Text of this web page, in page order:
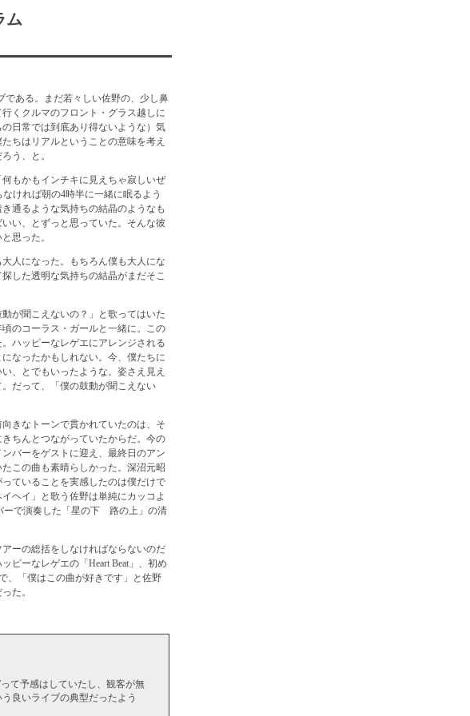
ム
である。まだ若々しい佐野の、少し鼻
くクルマのフロント・グラス越しに
日常では到底あり得ないような）気
ちはリアルということの意味を考え
う、と。
もかもインチキに見えちゃ寂しいぜ
ければ朝の4時半に一緒に眠るよう
通るような気持ちの結晶のようなも
い、とずっと思っていた。そんな彼
思った。
人になった。もちろん僕も大人にな
した透明な気持ちの結晶がまだそこ
が聞こえないの？」と歌ってはいた
のコーラス・ガールと一緒に。この
ハッピーなレゲエにアレンジされる
なったかもしれない。今、僕たちに
、とでもいったような。姿さえ見え
だって、「僕の鼓動が聞こえない
きなトーンで貫かれていたのは、そ
ちんとつながっていたからだ。今の
バーをゲストに迎え、最終日のアン
この曲も素晴らしかった。深沼元昭
ていることを実感したのは僕だけで
ヘイ」と歌う佐野は単純にカッコよ
ーで演奏した「星の下 路の上」の清
ーの総括をしなければならないのだ
ピーなレゲエの「Heart Beat」、初め
、「僕はこの曲が好きです」と佐野
た。
て予感はしていたし、観客が無
良いライブの典型だったよう